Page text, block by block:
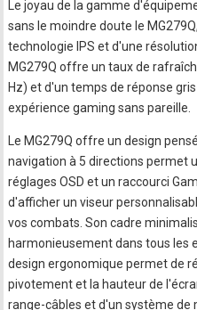
Le joyau de la gamme
sans le moindre doute le
technologie IPS et d'une
MG279Q offre un taux de
Hz) et d'un temps de réponse
expérience gaming sans pareille.
Le MG279Q offre un design
navigation à 5 directions permet
réglages OSD et un raccourci
d'afficher un viseur
vos combats. Son cadre
harmonieusement dans tous les
design ergonomique permet de
pivotement et la hauteur de
range-câbles et d'un système de